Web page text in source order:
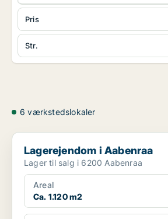
Str.
Pris
6 værkstedslokaler
Lagerejendom i Aabenraa
Lagerejendom i Aabenraa
Lager til salg i 6200 Aabenraa
Areal
Ca. 1.120 m2